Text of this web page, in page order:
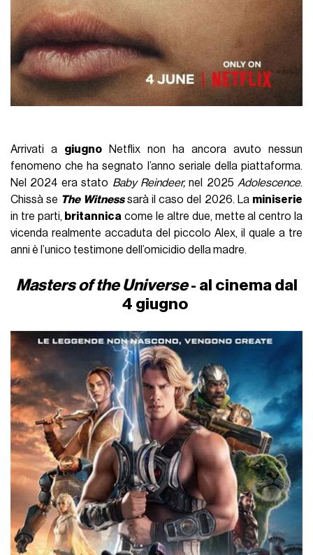
Arrivati a giugno Netflix non ha ancora avuto nessun
fenomeno che ha segnato l’anno seriale della piattaforma.
Nel 2024 era stato Baby Reindeer,nel 2025 Adolescence.
Chissà se The Witnesssarà il caso del 2026. La miniserie
in tre parti, britannica come le altre due, mette al centro la
vicenda realmente accaduta del piccolo Alex, il quale a tre
anni è l’unico testimone dell’omicidio della madre.
Masters of the Universe- al cinema dal
4 giugno